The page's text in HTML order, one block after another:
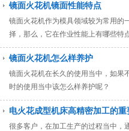
镜面火花机镜面性能特点
镜面火花机作为模具领域较为常用的
择，那么，它在作业性能上有哪些特
镜面火花机怎么样养护
镜面火花机在长久的使用当中，如果
时的使用当中该怎么样养护呢？
电火花成型机床高精密加工的重
很多客户，在加工生产的过程当中，